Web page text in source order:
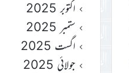
اکتوبر 2025
ستمبر 2025
اگست 2025
جولائی 2025